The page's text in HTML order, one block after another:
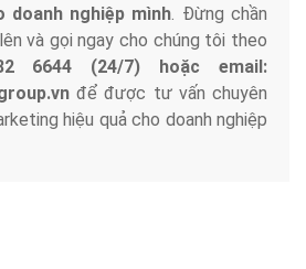
doanh nghiệp mình. Đừng chần
và gọi ngay cho chúng tôi theo
6644 (24/7) hoặc email:
để được tư vấn chuyên
hiệu quả cho doanh nghiệp